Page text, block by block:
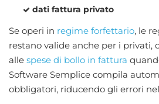
dati fattura privato
Se operi in regime forfettario, le
restano valide anche per i privati,
alle spese di bollo in fattura
Software Semplice compila
obbligatori, riducendo gli errori